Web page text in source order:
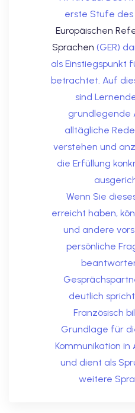
mit Gutschein
mit
den fide-Test
erste Stufe des
Europäischen
Sprachen (GER)
als Einstiegspunkt
betrachtet. Auf
sind
grundlegende
alltägliche
verstehen und
die Erfüllung
Wenn Sie
erreicht haben,
und andere
persönliche
deutlich
Französisch
Grundlage für
Kommunikation
und dient als
weitere